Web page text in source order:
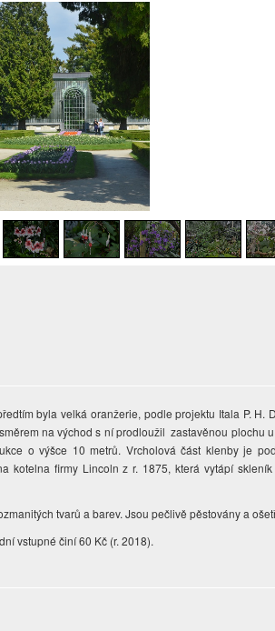
byla velká oranžerie, podle projektu Itala P. H.
na východ s ní prodloužil zastavěnou plochu
o výšce 10 metrů. Vrcholová část klenby je
kotelna firmy Lincoln z r. 1875, která vytápí
tvarů a barev. Jsou pečlivě pěstovány a
vstupné činí 60 Kč (r. 2018).